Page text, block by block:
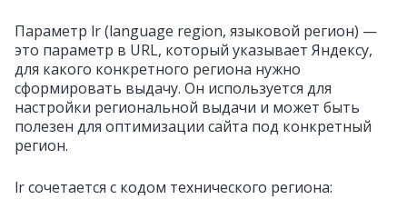
Параметр lr (language region, языковой регион) —
это параметр в URL, который указывает Яндексу,
для какого конкретного региона нужно
сформировать выдачу. Он используется для
настройки региональной выдачи и может быть
полезен для оптимизации сайта под конкретный
регион.
lr сочетается с кодом технического региона: